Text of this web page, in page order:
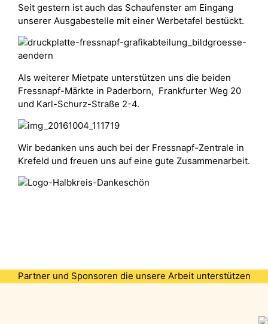
Seit gestern ist auch das Schaufenster am Eingang
unserer Ausgabestelle mit einer Werbetafel bestückt.
Als weiterer Mietpate unterstützen uns die beiden
Fressnapf-Märkte in Paderborn, Frankfurter Weg 20
und Karl-Schurz-Straße 2-4.
Wir bedanken uns auch bei der Fressnapf-Zentrale in
Krefeld und freuen uns auf eine gute Zusammenarbeit.
Partner und Sponsoren die unsere Arbeit unterstützen